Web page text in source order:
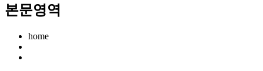
본문영역
home